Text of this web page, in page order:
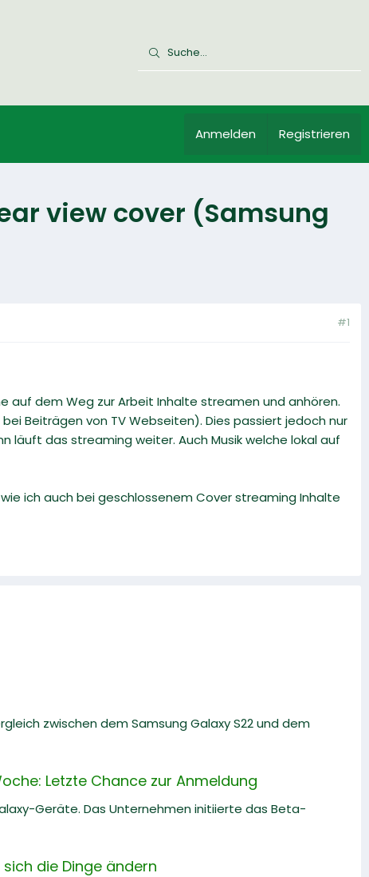
Anmelden Registrieren
view cover (Samsung
#1
auf dem Weg zur Arbeit Inhalte streamen und anhören.
Beiträgen von TV Webseiten). Dies passiert jedoch nur
läuft das streaming weiter. Auch Musik welche lokal auf
ich auch bei geschlossenem Cover streaming Inhalte
zwischen dem Samsung Galaxy S22 und dem
Letzte Chance zur Anmeldung
Geräte. Das Unternehmen initiierte das Beta-
die Dinge ändern